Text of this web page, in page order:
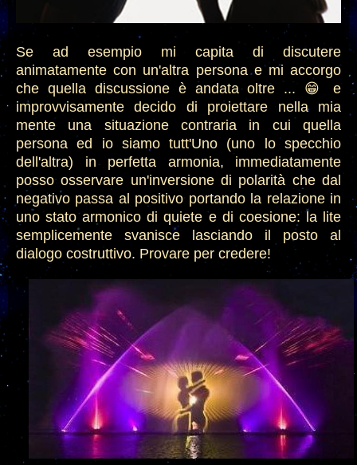
Se ad esempio mi capita di discutere
animatamente con un'altra persona e mi accorgo
che quella discussione è andata oltre ... 😁 e
improvvisamente decido di proiettare nella mia
mente una situazione contraria in cui quella
persona ed io siamo tutt'Uno (uno lo specchio
dell'altra) in perfetta armonia, immediatamente
posso osservare un'inversione di polarità che dal
negativo passa al positivo portando la relazione in
uno stato armonico di quiete e di coesione: la lite
semplicemente svanisce lasciando il posto al
dialogo costruttivo. Provare per credere!